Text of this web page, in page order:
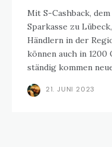
Mit S-Cashback,
Sparkasse zu
Händlern in der
können auch in 1200
ständig kommen
21. JUNI 2023